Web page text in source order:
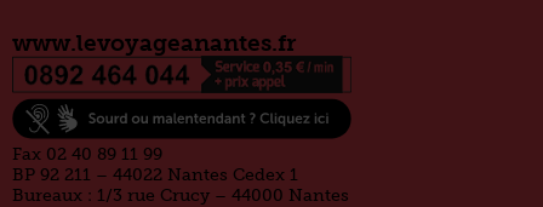
www.levoyageanantes.fr
Fax 02 40 89 11 99
BP 92 211 – 44022 Nantes Cedex 1
Bureaux : 1/3 rue Crucy – 44000 Nantes